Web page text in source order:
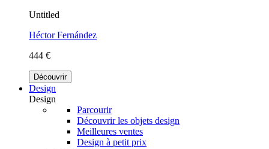
Untitled
Héctor Fernández
444 €
Découvrir
Design
Design
Parcourir
Découvrir les objets design
Meilleures ventes
Design à petit prix